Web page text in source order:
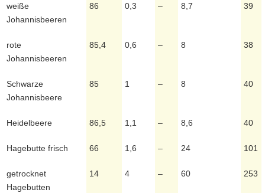
weiße
Johannisbeeren
86 0,3 – 8,7 39
rote
Johannisbeeren
85,4 0,6 – 8 38
Schwarze
Johannisbeere
85 1 – 8 40
Heidelbeere 86,5 1,1 – 8,6 40
Hagebutte frisch 66 1,6 – 24 101
getrocknet
Hagebutten
14 4 – 60 253